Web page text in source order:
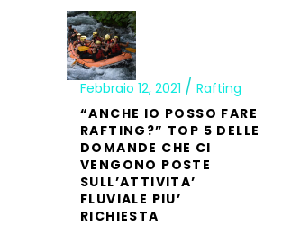
Febbraio 12, 2021
Rafting
“ANCHE IO POSSO FARE
RAFTING?” TOP 5 DELLE
DOMANDE CHE CI
VENGONO POSTE
SULL’ATTIVITA’
FLUVIALE PIU’
RICHIESTA